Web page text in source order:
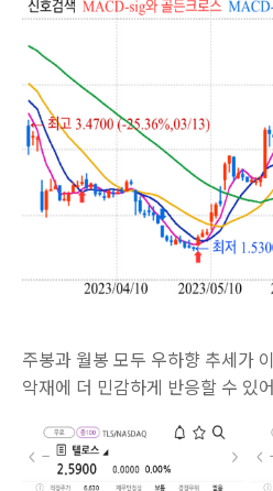
주봉과 월봉 모두 우하향 추세가
악재에 더 민감하게 반응할 수 있